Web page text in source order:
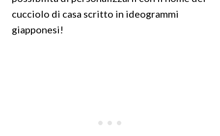
cucciolo di casa scritto in ideogrammi
giapponesi!